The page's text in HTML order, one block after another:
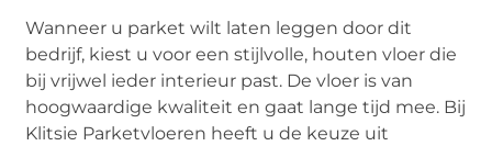
Wanneer u parket wilt laten leggen door dit
bedrijf, kiest u voor een stijlvolle, houten vloer die
bij vrijwel ieder interieur past. De vloer is van
hoogwaardige kwaliteit en gaat lange tijd mee. Bij
Klitsie Parketvloeren heeft u de keuze uit